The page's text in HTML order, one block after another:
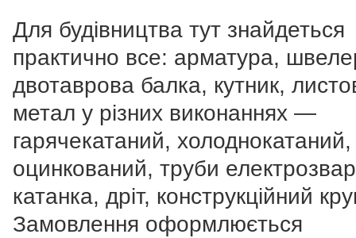
Для будівництва тут знайдеться
практично все: арматура,
двотаврова балка, кутник,
метал у різних виконаннях —
гарячекатаний, холоднокатаний,
оцинкований, труби
катанка, дріт, конструкційний
Замовлення оформлюється